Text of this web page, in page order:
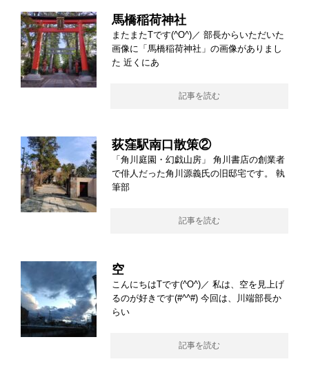
馬橋稲荷神社
またまたTです(^O^)／ 部長からいただいた
画像に「馬橋稲荷神社」の画像がありまし
た 近くにあ
記事を読む
荻窪駅南口散策②
「角川庭園・幻戯山房」 角川書店の創業者
で俳人だった角川源義氏の旧邸宅です。 執
筆部
記事を読む
空
こんにちはTです(^O^)／ 私は、空を見上げ
るのが好きです(#^^#) 今回は、川端部長か
らい
記事を読む